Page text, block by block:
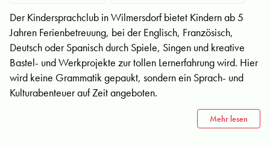
Der Kindersprachclub in Wilmersdorf bietet Kindern ab 5
Jahren Ferienbetreuung, bei der Englisch, Französisch,
Deutsch oder Spanisch durch Spiele, Singen und kreative
Bastel- und Werkprojekte zur tollen Lernerfahrung wird. Hier
wird keine Grammatik gepaukt, sondern ein Sprach- und
Kulturabenteuer auf Zeit angeboten.
Mehr lesen